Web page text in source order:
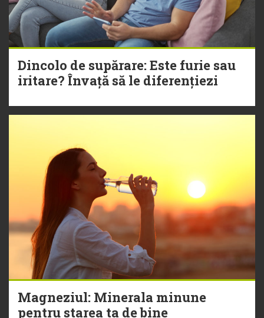
Dincolo de supărare: Este furie sau
iritare? Învață să le diferențiezi
Magneziul: Minerala minune
pentru starea ta de bine